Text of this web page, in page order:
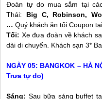
Đoàn tự do mua sắm tại
Thái: Big C, Robinson,
… Quý khách ăn tối Coupon
Tối: Xe đưa đoàn về khách
dài di chuyển. Khách sạn 3*
NGÀY 05:
Trưa tự do)
Sáng: Sau bữa sáng buffet